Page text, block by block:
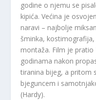
godine o njemu se
kipića. Većina je
naravi – najbolje
šminka,
montaža. Film je
godinama nakon
tiranina bijeg, a pritom
bjeguncem i
(Hardy).